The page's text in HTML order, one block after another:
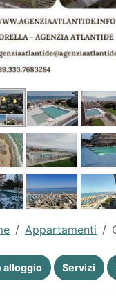
Appartamenti
alloggio Servizi